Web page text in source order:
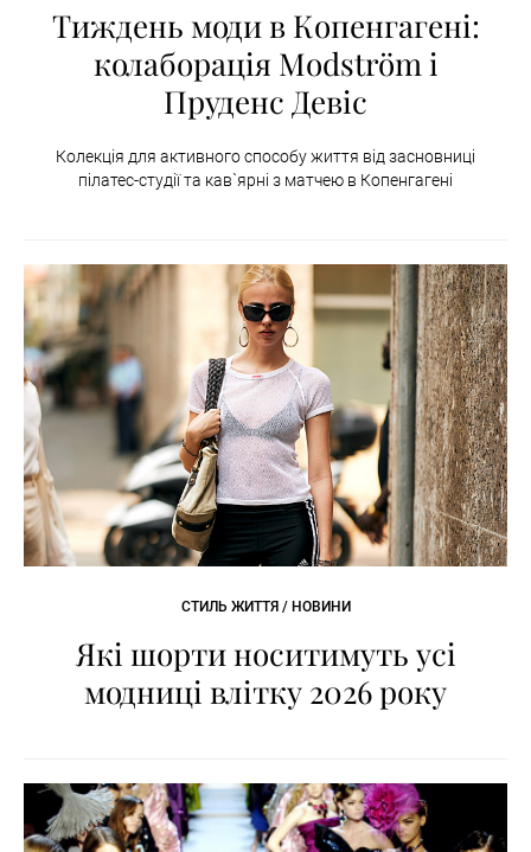
Тиждень моди в Копенгагені:
колаборація Modström і
Пруденс Девіс
Колекція для активного способу життя від засновниці
пілатес-студії та кав`ярні з матчею в Копенгагені
СТИЛЬ ЖИТТЯ / НОВИНИ
Які шорти носитимуть усі
модниці влітку 2026 року